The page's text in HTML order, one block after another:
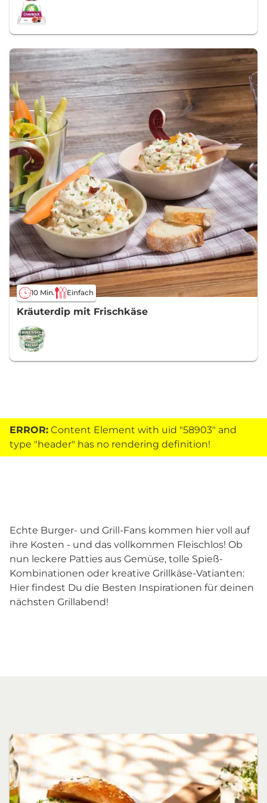
10 Min. Einfach
Kräuterdip mit Frischkäse
ERROR: Content Element with uid "58903" and
type "header" has no rendering definition!
Echte Burger- und Grill-Fans kommen hier voll auf
ihre Kosten - und das vollkommen Fleischlos! Ob
nun leckere Patties aus Gemüse, tolle Spieß-
Kombinationen oder kreative Grillkäse-Vatianten:
Hier findest Du die Besten Inspirationen für deinen
nächsten Grillabend!